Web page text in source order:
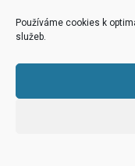
Používáme cookies k
služeb.